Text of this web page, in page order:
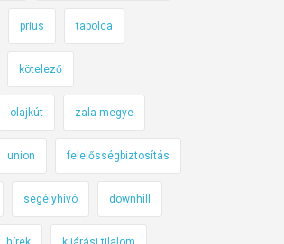
prius tapolca
kötelező
olajkút zala megye
union felelősségbiztosítás
segélyhívó downhill